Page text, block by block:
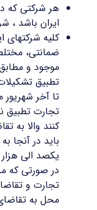
هر شرکتی که
ایران باشد
کلیه شرکتهای
ضمانتی،
موجود و
تطبیق
تجارت تطبیق
کنند والا به
باید در آنجا
یکصد الی
در صورتی که
تجارت و
محل به